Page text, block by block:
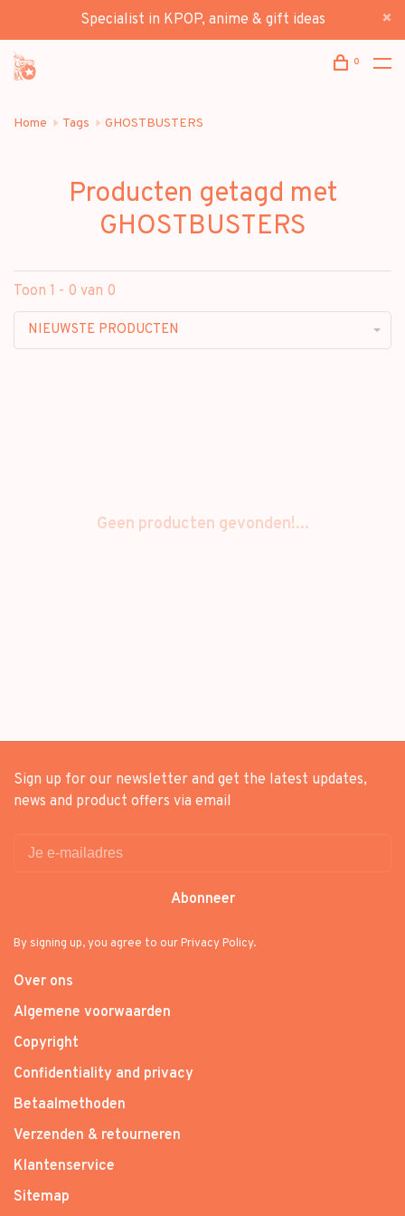
Specialist in KPOP, anime & gift ideas
0
Home Tags GHOSTBUSTERS
Producten getagd met
GHOSTBUSTERS
Toon 1 - 0 van 0
NIEUWSTE PRODUCTEN
Geen producten gevonden!...
Sign up for our newsletter and get the latest updates,
news and product offers via email
Abonneer
By signing up, you agree to our Privacy Policy.
Over ons
Algemene voorwaarden
Copyright
Confidentiality and privacy
Betaalmethoden
Verzenden & retourneren
Klantenservice
Sitemap